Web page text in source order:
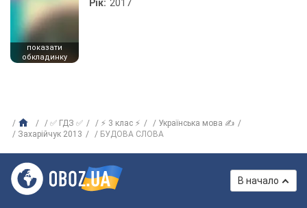
показати
обкладинку
Рік: 2017
✅ ГДЗ ✅ ⚡ 3 клас ⚡
Українська мова ✍
Захарійчук 2013
БУДОВА СЛОВА
В начало